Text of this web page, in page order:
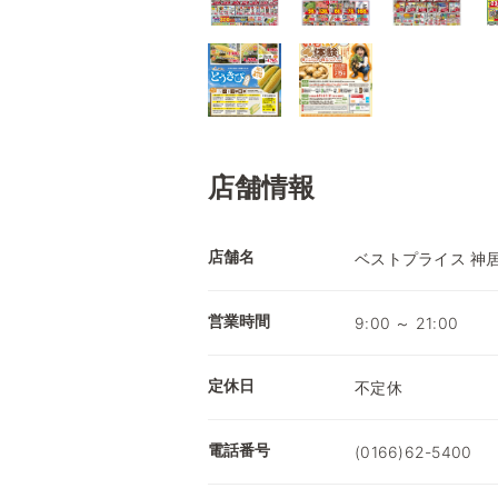
店舗情報
店舗名 ベストプライス 神
営業時間 9:00 ～ 21:00
定休日 不定休
電話番号 (0166)62-5400